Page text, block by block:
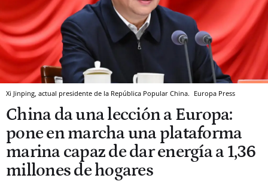
Xi Jinping, actual presidente de la República Popular China. Europa Press
China da una lección a Europa:
pone en marcha una plataforma
marina capaz de dar energía a 1,36
millones de hogares